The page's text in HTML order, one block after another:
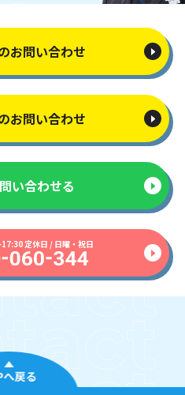
お問い合わせ
お問い合わせ
問い合わせる
定休日 / 日曜・祝日
へ戻る